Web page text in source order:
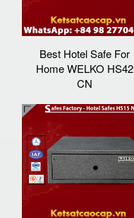
Best Hotel Safe For
Home WELKO HS42
CN